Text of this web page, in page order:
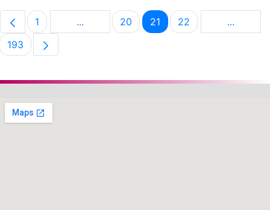
Página
1 ...Páginas intermedias Use TAB para
Página
20 Página
21 Página
22 ...Páginas
Página
193